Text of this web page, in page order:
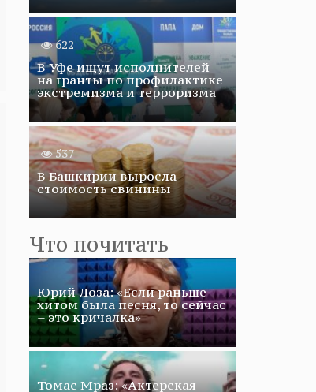
622
В Уфе ищут исполнителей
на гранты по профилактике
экстремизма и терроризма
537
В Башкирии выросла
стоимость свинины
Что почитать
Юрий Лоза: «Если раньше
хитом была песня, то сейчас
– это кричалка»
Томас Мраз: «Актерская